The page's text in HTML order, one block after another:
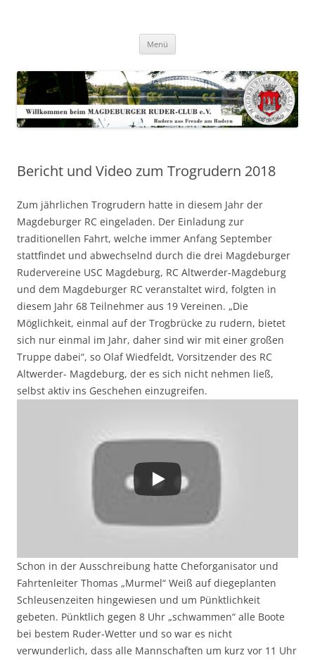
Menü
Bericht und Video zum Trogrudern 2018
Zum jährlichen Trogrudern hatte in diesem Jahr der
Magdeburger RC eingeladen. Der Einladung zur
traditionellen Fahrt, welche immer Anfang September
stattfindet und abwechselnd durch die drei Magdeburger
Rudervereine USC Magdeburg, RC Altwerder-Magdeburg
und dem Magdeburger RC veranstaltet wird, folgten in
diesem Jahr 68 Teilnehmer aus 19 Vereinen. „Die
Möglichkeit, einmal auf der Trogbrücke zu rudern, bietet
sich nur einmal im Jahr, daher sind wir mit einer großen
Truppe dabei“, so Olaf Wiedfeldt, Vorsitzender des RC
Altwerder- Magdeburg, der es sich nicht nehmen ließ,
selbst aktiv ins Geschehen einzugreifen.
Schon in der Ausschreibung hatte Cheforganisator und
Fahrtenleiter Thomas „Murmel“ Weiß auf diegeplanten
Schleusenzeiten hingewiesen und um Pünktlichkeit
gebeten. Pünktlich gegen 8 Uhr „schwammen“ alle Boote
bei bestem Ruder-Wetter und so war es nicht
verwunderlich, dass alle Mannschaften um kurz vor 11 Uhr